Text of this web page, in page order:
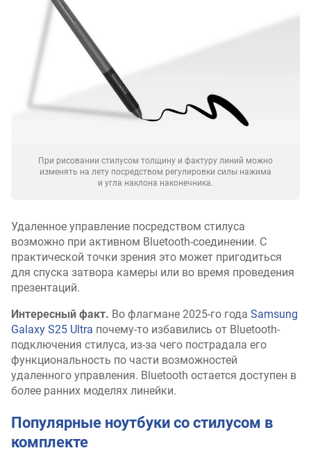
При рисовании стилусом толщину и фактуру линий можно
изменять на лету посредством регулировки силы нажима
и угла наклона наконечника.
Удаленное управление посредством стилуса
возможно при активном Bluetooth-соединении. С
практической точки зрения это может пригодиться
для спуска затвора камеры или во время проведения
презентаций.
Интересный факт. Во флагмане 2025-го года Samsung
Galaxy S25 Ultra почему-то избавились от Bluetooth-
подключения стилуса, из-за чего пострадала его
функциональность по части возможностей
удаленного управления. Bluetooth остается доступен в
более ранних моделях линейки.
Популярные ноутбуки со стилусом в
комплекте